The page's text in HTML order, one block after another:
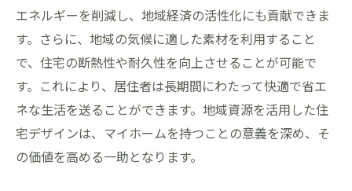
エネルギーを削減し、地域経済の活性化にも貢献できま
す。さらに、地域の気候に適した素材を利用すること
で、住宅の断熱性や耐久性を向上させることが可能で
す。これにより、居住者は長期間にわたって快適で省エ
ネな生活を送ることができます。地域資源を活用した住
宅デザインは、マイホームを持つことの意義を深め、そ
の価値を高める一助となります。